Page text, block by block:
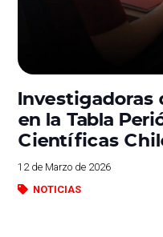
Investigadoras
en la Tabla
Científicas
12 de Marzo de 2026
NOTICIAS